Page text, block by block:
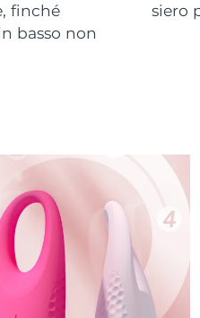
finché
basso non
siero